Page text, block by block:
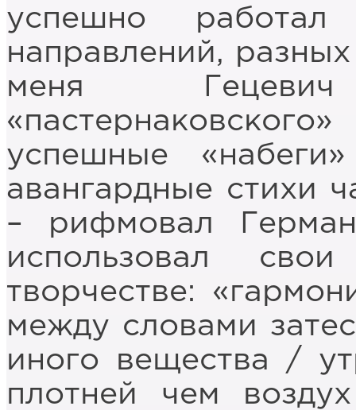
успешно
направлений,
меня
успешные
авангардные стихи
– рифмовал
использовал
творчестве:
между словами
иного вещества /
плотней чем